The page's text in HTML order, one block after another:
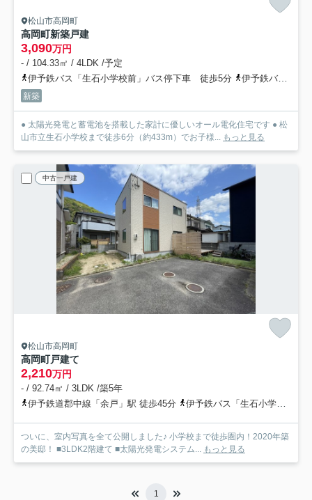
松山市高岡町
高岡町新築戸建
3,090万円
- / 104.33㎡ / 4LDK /予定
伊予鉄バス「生石小学校前」バス停下車 徒歩5分
伊予鉄バス「高岡橋」バス停下車 徒歩6分
新築
● 太陽光発電と蓄電池を搭載した家計に優しいオール電化住宅です ● 松
山市立生石小学校まで徒歩6分（約433m）でお子様...
もっと見る
中古一戸建
松山市高岡町
高岡町戸建て
2,210万円
- / 92.74㎡ / 3LDK /築5年
伊予鉄道郡中線「余戸」駅 徒歩45分
伊予鉄バス「生石小学校前」バス停下車 徒歩7分
ついに、室内写真を全て公開しました♪ 小学校まで徒歩圏内！2020年築
の美邸！ ■3LDK2階建て ■太陽光発電システム...
もっと見る
1